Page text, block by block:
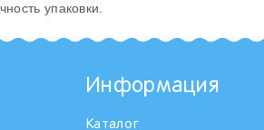
упаковки.
Информация
Каталог